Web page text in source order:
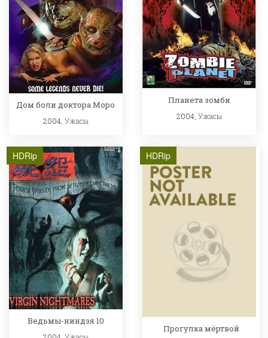
Дом боли доктора Моро
2004, Ужасы
Планета зомби
2004,Ужасы
HDRip
Ведьмы-ниндзя 10
HDRip
Прогулка мёртвой